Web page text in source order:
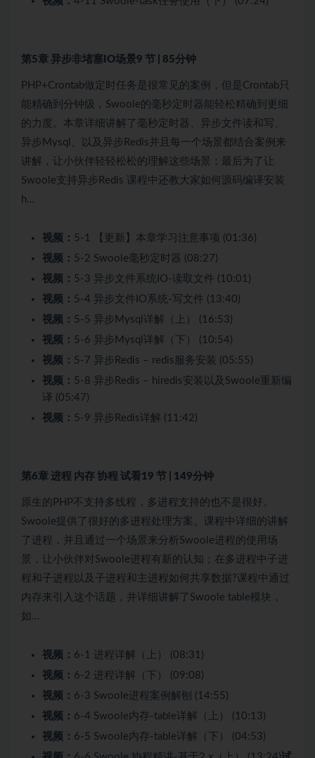
第5章 异步非堵塞IO场景9 节 | 85分钟
PHP+Crontab做定时任务是很常见的案例，但是Crontab只
能精确到分钟级，Swoole的毫秒定时器能轻松精确到更细
的力度。本章详细讲解了毫秒定时器、异步文件读和写、
异步Mysql、以及异步Redis并且每一个场景都结合案例来
讲解，让小伙伴轻轻松松的理解这些场景；最后为了让
Swoole支持异步Redis 课程中还教大家如何源码编译安装
h…
视频： 5-1 【更新】本章学习注意事项 (01:36)
视频： 5-2 Swoole毫秒定时器 (08:27)
视频： 5-3 异步文件系统IO-读取文件 (10:01)
视频： 5-4 异步文件IO系统-写文件 (13:40)
视频： 5-5 异步Mysql详解（上） (16:53)
视频： 5-6 异步Mysql详解（下） (10:54)
视频： 5-7 异步Redis – redis服务安装 (05:55)
视频： 5-8 异步Redis – hiredis安装以及Swoole重新编
译 (05:47)
视频： 5-9 异步Redis详解 (11:42)
第6章 进程 内存 协程 试看19 节 | 149分钟
原生的PHP不支持多线程，多进程支持的也不是很好。
Swoole提供了很好的多进程处理方案。课程中详细的讲解
了进程，并且通过一个场景来分析Swoole进程的使用场
景，让小伙伴对Swoole进程有新的认知；在多进程中子进
程和子进程以及子进程和主进程如何共享数据?课程中通过
内存来引入这个话题，并详细讲解了Swoole table模块，
如…
视频： 6-1 进程详解（上） (08:31)
视频： 6-2 进程详解（下） (09:08)
视频： 6-3 Swoole进程案例解刨 (14:55)
视频： 6-4 Swoole内存-table详解（上） (10:13)
视频： 6-5 Swoole内存-table详解（下） (04:53)